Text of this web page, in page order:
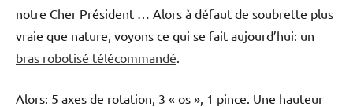
notre Cher Président … Alors à défaut de soubrette plus
vraie que nature, voyons ce qui se fait aujourd’hui: un
bras robotisé télécommandé
Alors: 5 axes de rotation, 3 « os », 1 pince. Une hauteur